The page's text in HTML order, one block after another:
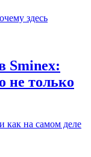
Sminex:
не только